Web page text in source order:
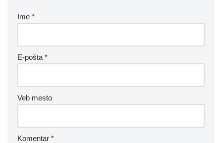
Ime *
E-pošta *
Veb mesto
Komentar *